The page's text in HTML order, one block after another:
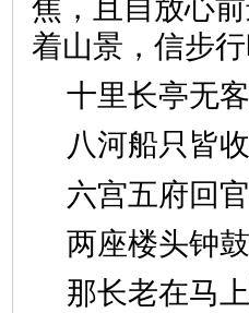
焦，且自放心
着山景，信步
十里长亭
八河船只
六宫五府
两座楼头
那长老在马